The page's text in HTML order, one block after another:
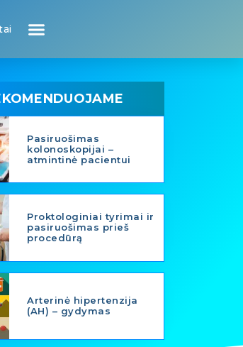
Pasiruošimas
kolonoskopijai –
atmintinė pacientui
Proktologiniai tyrimai ir
pasiruošimas prieš
procedūrą
Arterinė hipertenzija
(AH) – gydymas